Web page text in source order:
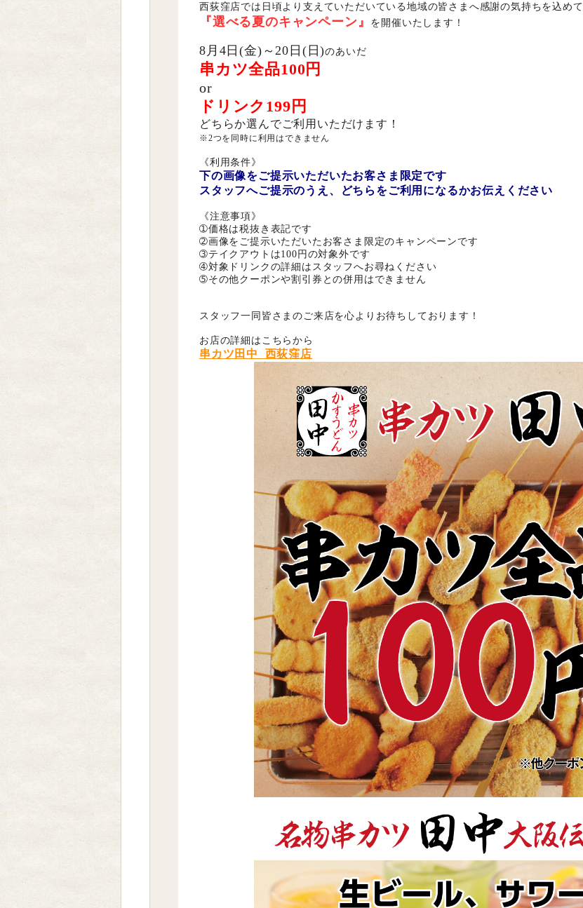
西荻窪店では日頃より支えていただいている地域の皆さまへ感謝の気持ちを込めて
『選べる夏のキャンペーン』 を開催いたします！
8月4日(金)～20日(日)のあいだ
串カツ全品100円
or
ドリンク199円
どちらか選んでご利用いただけます！
※2つを同時に利用はできません
《利用条件》
下の画像をご提示いただいたお客さま限定です
スタッフへご提示のうえ、どちらをご利用になるかお伝えください
《注意事項》
➀価格は税抜き表記です
➁画像をご提示いただいたお客さま限定のキャンペーンです
➂テイクアウトは100円の対象外です
➃対象ドリンクの詳細はスタッフへお尋ねください
➄その他クーポンや割引券との併用はできません
スタッフ一同皆さまのご来店を心よりお待ちしております！
お店の詳細はこちらから
串カツ田中 西荻窪店